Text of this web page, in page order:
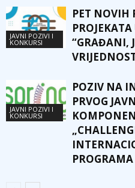
JAVNI POZIVI I
KONKURSI
PET NOVIH
“GRAĐANI,
JAVNI POZIVI I
KONKURSI
POZIV NA
PRVOG